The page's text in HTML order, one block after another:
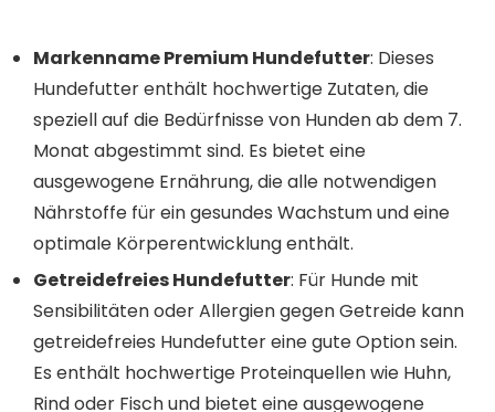
Markenname Premium Hundefutter: Dieses
Hundefutter enthält hochwertige Zutaten, die
speziell auf die Bedürfnisse von Hunden ab dem 7.
Monat abgestimmt sind. Es bietet eine
ausgewogene Ernährung, die alle notwendigen
Nährstoffe für ein gesundes Wachstum und eine
optimale Körperentwicklung enthält.
Getreidefreies Hundefutter: Für Hunde mit
Sensibilitäten oder Allergien gegen Getreide kann
getreidefreies Hundefutter eine gute Option sein.
Es enthält hochwertige Proteinquellen wie Huhn,
Rind oder Fisch und bietet eine ausgewogene